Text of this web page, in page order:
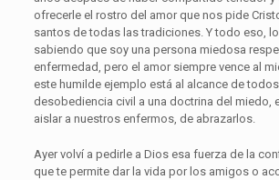
ofrecerle el rostro del amor que nos pide
santos de todas las tradiciones. Y todo eso,
sabiendo que soy una persona miedosa
enfermedad, pero el amor siempre vence al
este humilde ejemplo está al alcance de
desobediencia civil a una doctrina del miedo,
aislar a nuestros enfermos, de abrazarlos.
Ayer volví a pedirle a Dios esa fuerza de la
que te permite dar la vida por los amigos o